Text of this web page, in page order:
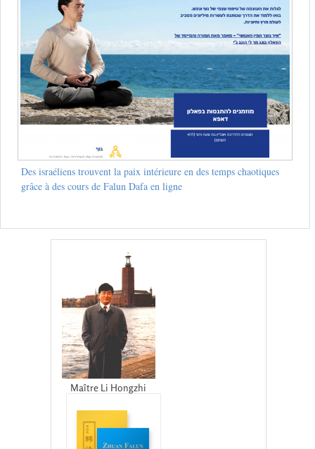
Des israéliens trouvent la paix intérieure en des temps chaotiques
grâce à des cours de Falun Dafa en ligne
Maître Li Hongzhi